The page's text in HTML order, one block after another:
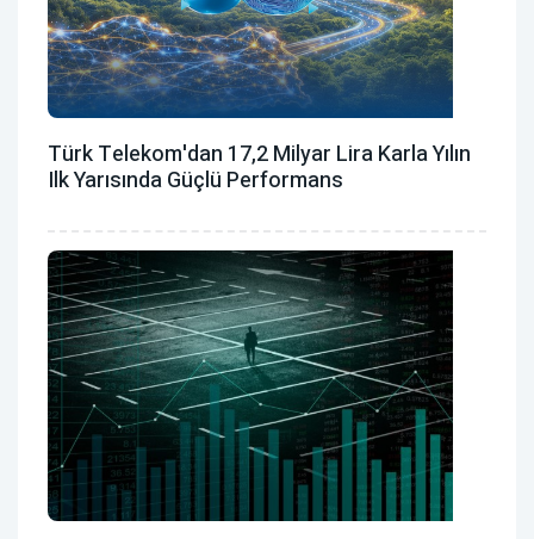
Türk Telekom'dan 17,2 Milyar Lira Karla Yılın
Ilk Yarısında Güçlü Performans